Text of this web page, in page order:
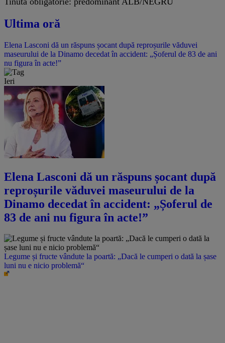
Ultima oră
Elena Lasconi dă un răspuns șocant după reproșurile văduvei
maseurului de la Dinamo decedat în accident: „Șoferul de 83 de ani
nu figura în acte!”
Ieri
Elena Lasconi dă un răspuns șocant după
reproșurile văduvei maseurului de la
Dinamo decedat în accident: „Șoferul de
83 de ani nu figura în acte!”
Legume și fructe vândute la poartă: „Dacă le cumperi o dată la șase
luni nu e nicio problemă“